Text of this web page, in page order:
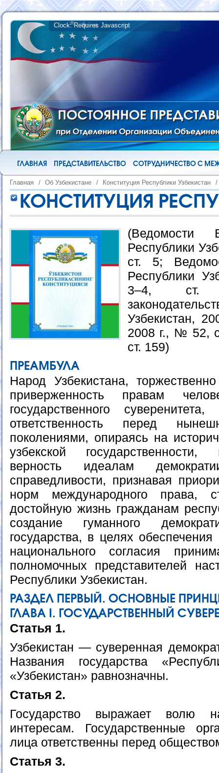
ГЛАВНАЯ ПРЕДСТАВИТЕЛЬСТВО СОТРУДНИЧЕСТВО С
Главная / Об Узбекистане / Конституция Республики Узбекистан /
КОНСТИТУЦИЯ
(Ведомости
Республики
ст. 5;
Республики
3–4, ст.
Узбекистан,
2008 г., № 52,
ст. 159)
ПРЕАМБУЛА
Народ Узбекистана,
приверженность правам
государственного
ответственность перед
поколениями, опираясь на
узбекской
верность идеалам
справедливости, признавая
норм международного права,
достойную жизнь гражданам
создание гуманного
государства, в целях
национального согласия
полномочных представителей
Республики Узбекистан.
РАЗДЕЛ ПЕРВЫЙ. ОСНОВНЫЕ
ГЛАВА I. ГОСУДАРСТВЕННЫЙ
Статья 1.
Узбекистан — суверенная
Названия государства
«Узбекистан» равнозначны.
Статья 2.
Государство выражает волю
интересам. Государственные
лица ответственны перед
Статья 3.